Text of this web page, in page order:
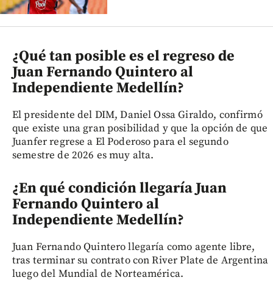
¿Qué tan posible es el regreso de
Juan Fernando Quintero al
Independiente Medellín?
El presidente del DIM, Daniel Ossa Giraldo, confirmó
que existe una gran posibilidad y que la opción de que
Juanfer regrese a El Poderoso para el segundo
semestre de 2026 es muy alta.
¿En qué condición llegaría Juan
Fernando Quintero al
Independiente Medellín?
Juan Fernando Quintero llegaría como agente libre,
tras terminar su contrato con River Plate de Argentina
luego del Mundial de Norteamérica.